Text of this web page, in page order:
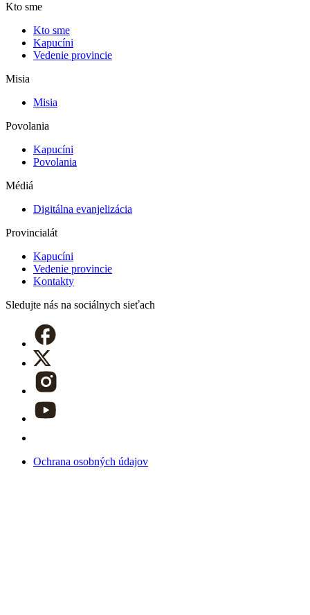
Kto sme
Kto sme
Kapucíni
Vedenie provincie
Misia
Misia
Povolania
Kapucíni
Povolania
Médiá
Digitálna evanjelizácia
Provincialát
Kapucíni
Vedenie provincie
Kontakty
Sledujte nás na sociálnych sieťach
Ochrana osobných údajov